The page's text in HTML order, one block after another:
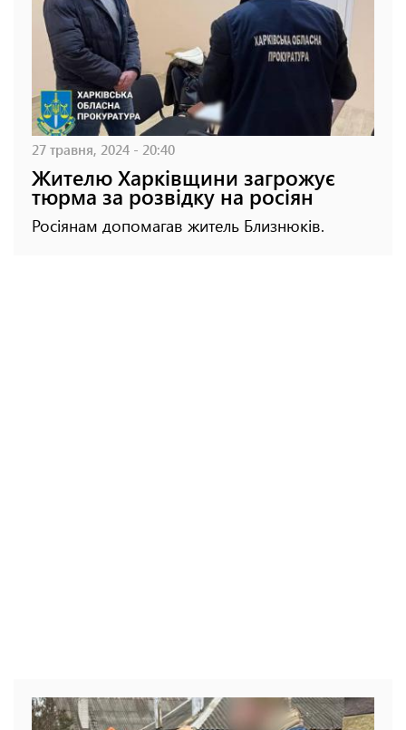
27 травня, 2024 - 20:40
Жителю Харківщини загрожує
тюрма за розвідку на росіян
Росіянам допомагав житель Близнюків.